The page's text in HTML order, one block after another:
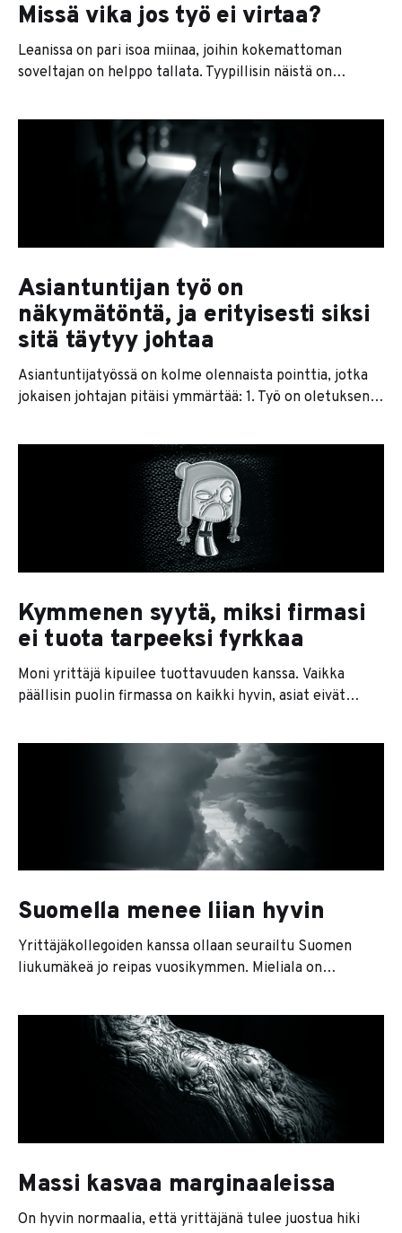
Missä vika jos työ ei virtaa?
Leanissa on pari isoa miinaa, joihin kokemattoman
soveltajan on helppo tallata. Tyypillisin näistä on
tekijät menevät sekaisin. Joskus ne ovat sama asia,
mutta eivät läheskään aina. Jos tällaista tilannetta
lähtee korjaamaan sokeasti, päätyy helposti korjaamaan
aivan vääriä asioita. Kuvitellaan, että meillä on firma,
Asiantuntijan työ on
näkymätöntä, ja erityisesti siksi
sitä täytyy johtaa
Asiantuntijatyössä on kolme olennaista pointtia, jotka
jokaisen johtajan pitäisi ymmärtää: 1. Työ on oletuksena
Työn olennainen tehokkuutta ja laatua ennakoiva
mittari on syvätyön määrä. 3. Jokaisen asiantuntijan
optimaalinen työntekoikkuna vaihtelee, eikä se juuri
koskaan noudata yrityksen työaikoja. Kun nämä asiat
yhdistetään tällaisen
Kymmenen syytä, miksi firmasi
ei tuota tarpeeksi fyrkkaa
Moni yrittäjä kipuilee tuottavuuden kanssa. Vaikka
päällisin puolin firmassa on kaikki hyvin, asiat eivät
tarpeeksi ja oma palkka ei riitä elämiseen. Jokin ei siis
Syy löytyy yleensä peilistä, ja se on joku
Suomella menee liian hyvin
Yrittäjäkollegoiden kanssa ollaan seurailtu Suomen
liukumäkeä jo reipas vuosikymmen. Mieliala on
Riittävän isot korjausliikkeet puuttuvat. Kaikki tärkeät
rakennemuutokset vesittyvät erilaisten
kampanjaviinerikerhojen istunnoissa. Äänestäminen ei
tunnu tuottavan minkäänlaisia tuloksia. Valtio nimeltä
Suomi ei ole enää ajamassa jyrkänteeltä alas. Ehei, tämä
on aivan väärä mielikuva. Valtio nimeltä
Massi kasvaa marginaaleissa
On hyvin normaalia, että yrittäjänä tulee juostua hiki